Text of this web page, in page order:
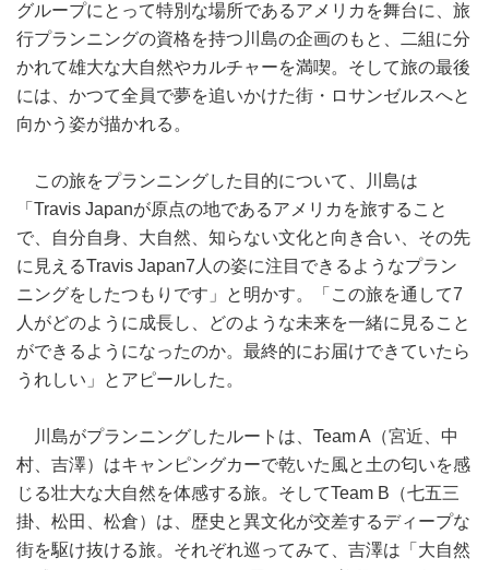
グループにとって特別な場所であるアメリカを舞台に、旅
行プランニングの資格を持つ川島の企画のもと、二組に分
かれて雄大な大自然やカルチャーを満喫。そして旅の最後
には、かつて全員で夢を追いかけた街・ロサンゼルスへと
向かう姿が描かれる。
この旅をプランニングした目的について、川島は
「Travis Japanが原点の地であるアメリカを旅すること
で、自分自身、大自然、知らない文化と向き合い、その先
に見えるTravis Japan7人の姿に注目できるようなプラン
ニングをしたつもりです」と明かす。「この旅を通して7
人がどのように成長し、どのような未来を一緒に見ること
ができるようになったのか。最終的にお届けできていたら
うれしい」とアピールした。
川島がプランニングしたルートは、Team A（宮近、中
村、吉澤）はキャンピングカーで乾いた風と土の匂いを感
じる壮大な大自然を体感する旅。そしてTeam B（七五三
掛、松田、松倉）は、歴史と異文化が交差するディープな
街を駆け抜ける旅。それぞれ巡ってみて、吉澤は「大自然